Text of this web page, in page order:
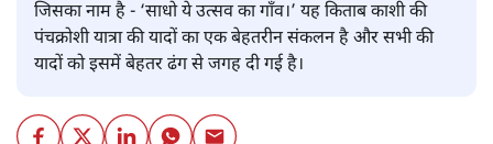
जिसका नाम है - ‘साधो ये उत्सव का गाँव।’ यह किताब काशी की
पंचक्रोशी यात्रा की यादों का एक बेहतरीन संकलन है और सभी की
यादों को इसमें बेहतर ढंग से जगह दी गई है।